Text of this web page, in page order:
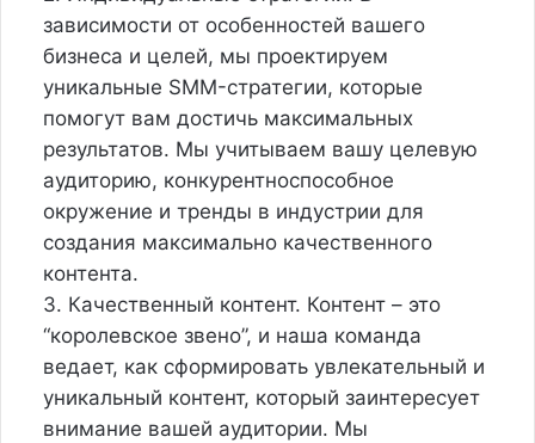
зависимости от особенностей вашего
бизнеса и целей, мы проектируем
уникальные SMM-стратегии, которые
помогут вам достичь максимальных
результатов. Мы учитываем вашу целевую
аудиторию, конкурентноспособное
окружение и тренды в индустрии для
создания максимально качественного
контента.
3. Качественный контент. Контент – это
“королевское звено”, и наша команда
ведает, как сформировать увлекательный и
уникальный контент, который заинтересует
внимание вашей аудитории. Мы